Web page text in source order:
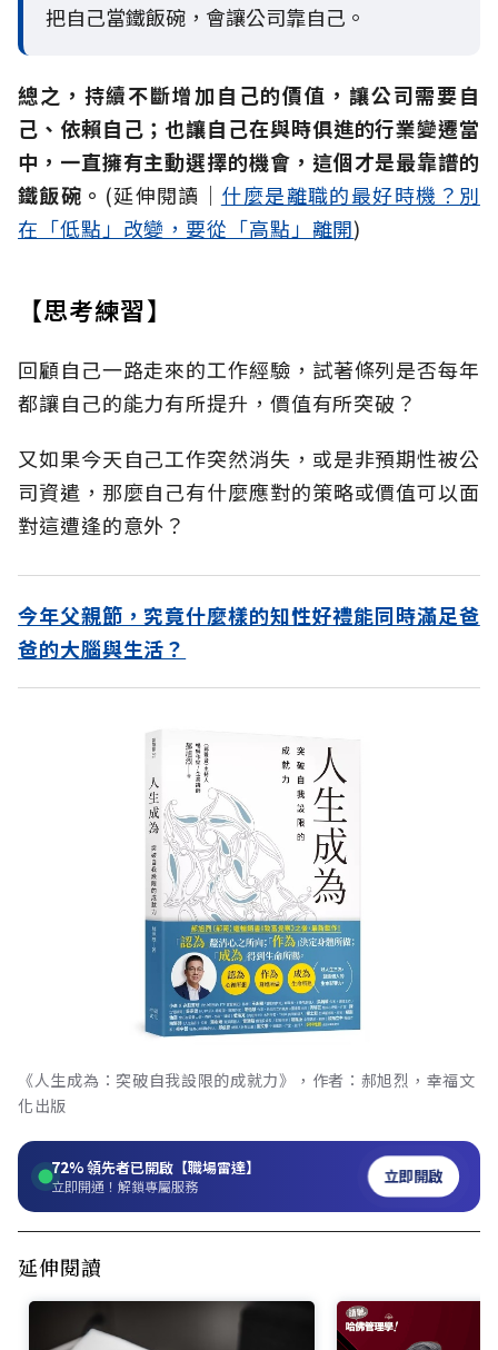
把自己當鐵飯碗，會讓公司靠自己。
總之，持續不斷增加自己的價值，讓公司需要自
己、依賴自己；也讓自己在與時俱進的行業變遷當
中，一直擁有主動選擇的機會，這個才是最靠譜的
鐵飯碗。 (延伸閱讀│ 什麼是離職的最好時機？別
在「低點」改變，要從「高點」離開)
【思考練習】
回顧自己一路走來的工作經驗，試著條列是否每年
都讓自己的能力有所提升，價值有所突破？
又如果今天自己工作突然消失，或是非預期性被公
司資遣，那麼自己有什麼應對的策略或價值可以面
對這遭逢的意外？
今年父親節，究竟什麼樣的知性好禮能同時滿足爸
爸的大腦與生活？
《人生成為：突破自我設限的成就力》，作者：郝旭烈，幸福文
化出版
72%領先者已開啟【職場雷達】
立即開通！解鎖專屬服務 立即開啟
延伸閱讀